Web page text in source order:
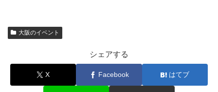
大阪のイベント
シェアする
X Facebook はてブ